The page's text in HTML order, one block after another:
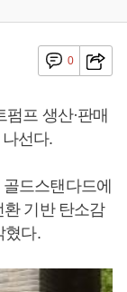
0
프 생산·판매
선다.
드스탠다드에
기반 탄소감
혔다.